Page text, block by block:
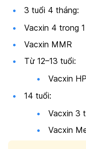
3 tuổi 4 tháng:
Vacxin 4 trong
Vacxin MMR
Từ 12–13 tuổi:
Vacxin
14 tuổi:
Vacxin 3
Vacxin